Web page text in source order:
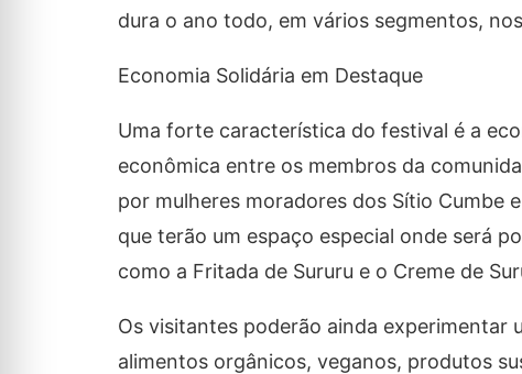
dura o ano todo, em vários segmentos,
Economia Solidária em Destaque
Uma forte característica do festival é a
econômica entre os membros da
por mulheres moradores dos Sítio Cumbe
que terão um espaço especial onde será
como a Fritada de Sururu e o Creme de
Os visitantes poderão ainda experimentar
alimentos orgânicos, veganos, produtos